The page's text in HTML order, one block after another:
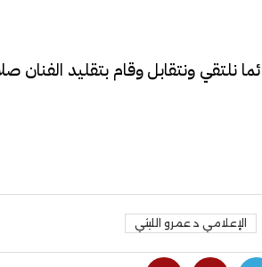
نلتقي ونتقابل وقام بتقليد الفنان
الإعلامي د عمرو الليثي